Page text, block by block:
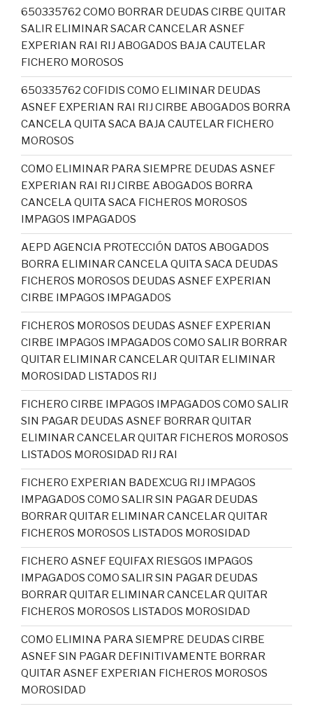
650335762 COMO BORRAR DEUDAS CIRBE QUITAR
SALIR ELIMINAR SACAR CANCELAR ASNEF
EXPERIAN RAI RIJ ABOGADOS BAJA CAUTELAR
FICHERO MOROSOS
650335762 COFIDIS COMO ELIMINAR DEUDAS
ASNEF EXPERIAN RAI RIJ CIRBE ABOGADOS BORRA
CANCELA QUITA SACA BAJA CAUTELAR FICHERO
MOROSOS
COMO ELIMINAR PARA SIEMPRE DEUDAS ASNEF
EXPERIAN RAI RIJ CIRBE ABOGADOS BORRA
CANCELA QUITA SACA FICHEROS MOROSOS
IMPAGOS IMPAGADOS
AEPD AGENCIA PROTECCIÓN DATOS ABOGADOS
BORRA ELIMINAR CANCELA QUITA SACA DEUDAS
FICHEROS MOROSOS DEUDAS ASNEF EXPERIAN
CIRBE IMPAGOS IMPAGADOS
FICHEROS MOROSOS DEUDAS ASNEF EXPERIAN
CIRBE IMPAGOS IMPAGADOS COMO SALIR BORRAR
QUITAR ELIMINAR CANCELAR QUITAR ELIMINAR
MOROSIDAD LISTADOS RIJ
FICHERO CIRBE IMPAGOS IMPAGADOS COMO SALIR
SIN PAGAR DEUDAS ASNEF BORRAR QUITAR
ELIMINAR CANCELAR QUITAR FICHEROS MOROSOS
LISTADOS MOROSIDAD RIJ RAI
FICHERO EXPERIAN BADEXCUG RIJ IMPAGOS
IMPAGADOS COMO SALIR SIN PAGAR DEUDAS
BORRAR QUITAR ELIMINAR CANCELAR QUITAR
FICHEROS MOROSOS LISTADOS MOROSIDAD
FICHERO ASNEF EQUIFAX RIESGOS IMPAGOS
IMPAGADOS COMO SALIR SIN PAGAR DEUDAS
BORRAR QUITAR ELIMINAR CANCELAR QUITAR
FICHEROS MOROSOS LISTADOS MOROSIDAD
COMO ELIMINA PARA SIEMPRE DEUDAS CIRBE
ASNEF SIN PAGAR DEFINITIVAMENTE BORRAR
QUITAR ASNEF EXPERIAN FICHEROS MOROSOS
MOROSIDAD